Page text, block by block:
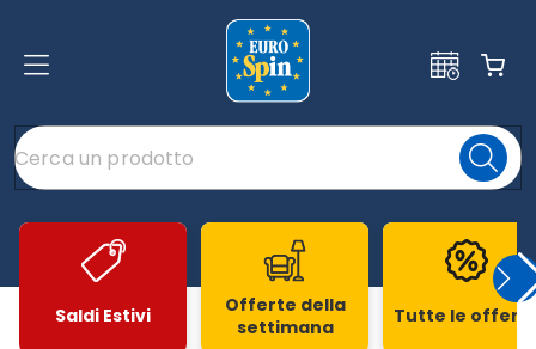
Saldi Estivi
Offerte della
settimana
Tutte le